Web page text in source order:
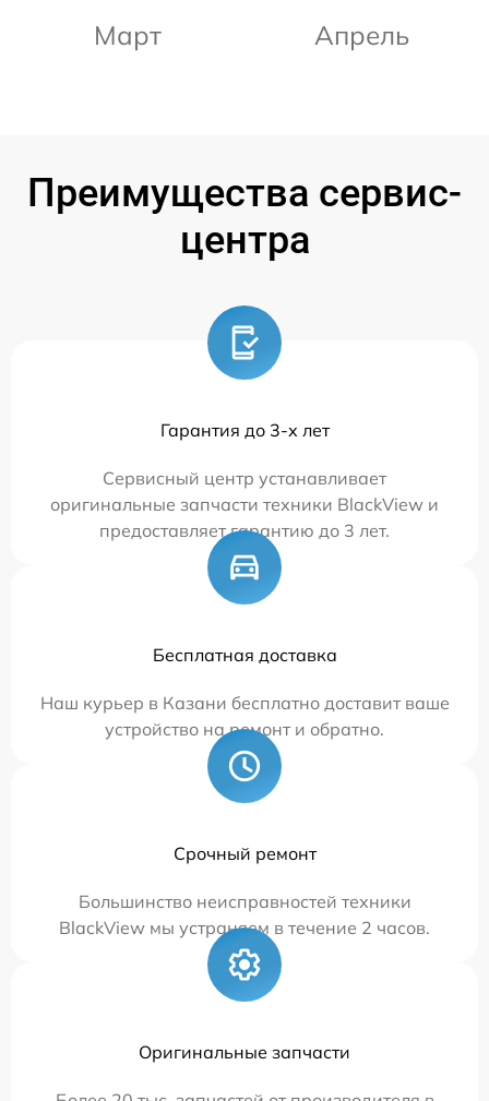
Март Апрель
Преимущества сервис-
центра
Гарантия до 3-х лет
Сервисный центр устанавливает
оригинальные запчасти техники BlackView и
предоставляет гарантию до 3 лет.
Бесплатная доставка
Наш курьер в Казани бесплатно доставит ваше
устройство на ремонт и обратно.
Срочный ремонт
Большинство неисправностей техники
BlackView мы устраняем в течение 2 часов.
Оригинальные запчасти